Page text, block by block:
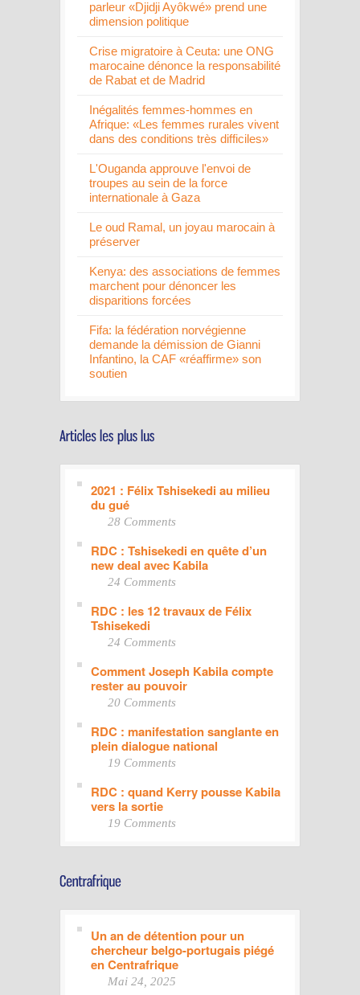
parleur «Djidji Ayôkwé» prend une
dimension politique
Crise migratoire à Ceuta: une ONG
marocaine dénonce la responsabilité
de Rabat et de Madrid
Inégalités femmes-hommes en
Afrique: «Les femmes rurales vivent
dans des conditions très difficiles»
L'Ouganda approuve l'envoi de
troupes au sein de la force
internationale à Gaza
Le oud Ramal, un joyau marocain à
préserver
Kenya: des associations de femmes
marchent pour dénoncer les
disparitions forcées
Fifa: la fédération norvégienne
demande la démission de Gianni
Infantino, la CAF «réaffirme» son
soutien
2021 : Félix Tshisekedi au milieu
du gué
28 Comments
RDC : Tshisekedi en quête d’un
new deal avec Kabila
24 Comments
RDC : les 12 travaux de Félix
Tshisekedi
24 Comments
Comment Joseph Kabila compte
rester au pouvoir
20 Comments
RDC : manifestation sanglante en
plein dialogue national
19 Comments
RDC : quand Kerry pousse Kabila
vers la sortie
19 Comments
Un an de détention pour un
chercheur belgo-portugais piégé
en Centrafrique
Mai 24, 2025